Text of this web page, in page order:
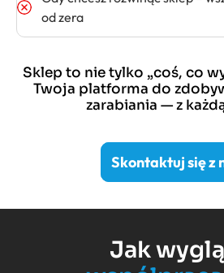
od zera
Sklep to nie tylko „coś, co
Twoja platforma do
zarabiania — z
Skontaktuj się z
Jak